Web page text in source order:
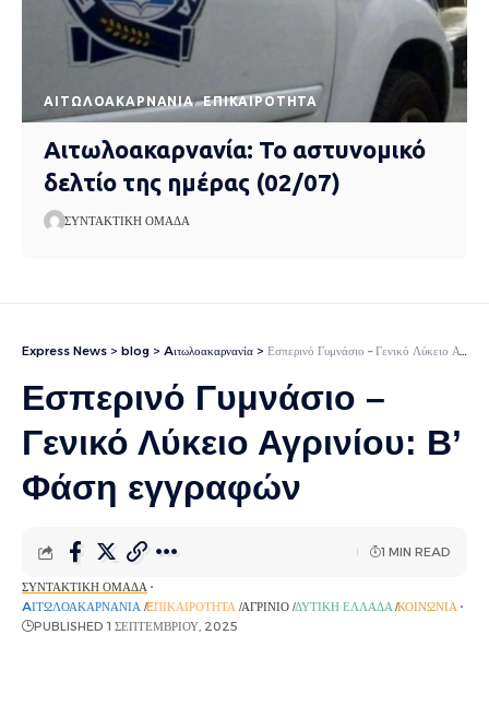
AΙΤΩΛΟΑΚΑΡΝΑΝΊΑ EΠΙΚΑΙΡΌΤΗΤΑ
Αιτωλοακαρνανία: Το αστυνομικό
δελτίο της ημέρας (02/07)
ΣΥΝΤΑΚΤΙΚΉ ΟΜΆΔΑ
Express News > blog > Aιτωλοακαρνανία > Εσπερινό Γυμνάσιο – Γενικό Λύκειο Αγρινίου: Β’ Φάση εγγραφών
Εσπερινό Γυμνάσιο –
Γενικό Λύκειο Αγρινίου: Β’
Φάση εγγραφών
ΣΥΝΤΑΚΤΙΚΉ ΟΜΆΔΑ
AΙΤΩΛΟΑΚΑΡΝΑΝΊΑ EΠΙΚΑΙΡΌΤΗΤΑ ΑΓΡΊΝΙΟ ΔΥΤΙΚΉ ΕΛΛΆΔΑ ΚΟΙΝΩΝΊΑ
PUBLISHED 1 ΣΕΠΤΕΜΒΡΊΟΥ, 2025
1 MIN READ